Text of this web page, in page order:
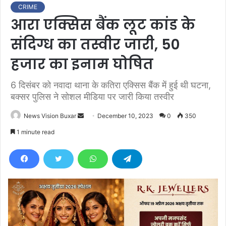
CRIME
आरा एक्सिस बैंक लूट कांड के
संदिग्ध का तस्वीर जारी, 50
हजार का इनाम घोषित
6 दिसंबर को नवादा थाना के कतिरा एक्सिस बैंक में हुई थी घटना,
बक्सर पुलिस ने सोशल मीडिया पर जारी किया तस्वीर
News Vision Buxar
d
e
m
a
December 10, 2023 0 350
1 minute read